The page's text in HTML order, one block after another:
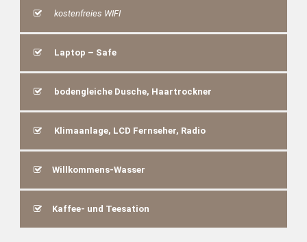
kostenfreies WIFI
Laptop – Safe
bodengleiche Dusche, Haartrockner
Klimaanlage, LCD Fernseher, Radio
Willkommens-Wasser
Kaffee- und Teesation